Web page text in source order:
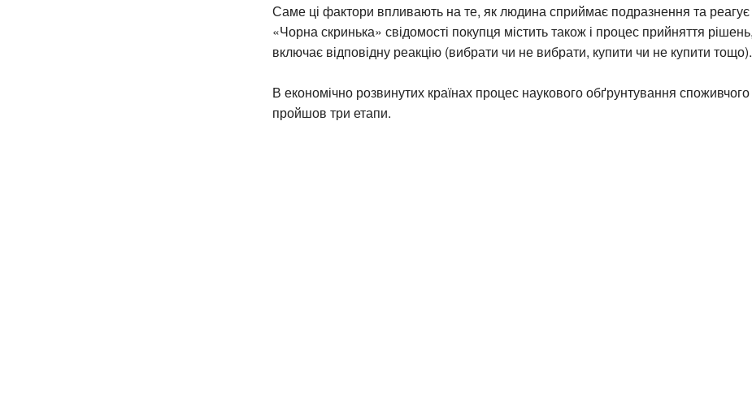
Саме ці фактори впливають на те, як людина сприймає подразнення та
«Чорна скринька» свідомості покупця містить також і процес прийняття
включає відповідну реакцію (вибрати чи не вибрати, купити чи не купити тощо).
В економічно розвинутих країнах процес наукового обґрунтування
пройшов три етапи.